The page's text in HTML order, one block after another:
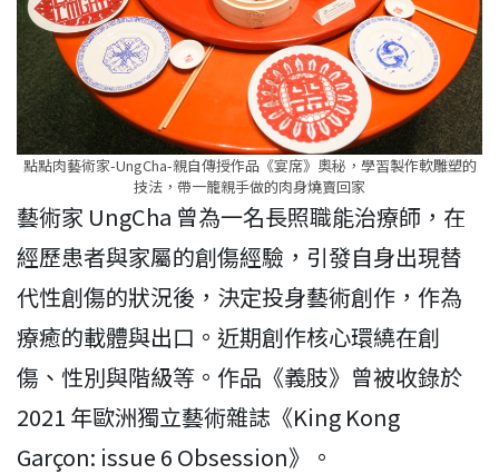
點點肉藝術家-UngCha-親自傳授作品《宴席》奧秘，學習製作軟雕塑的
技法，帶一籠親手做的肉身燒賣回家
藝術家 UngCha 曾為一名長照職能治療師，在
經歷患者與家屬的創傷經驗，引發自身出現替
代性創傷的狀況後，決定投身藝術創作，作為
療癒的載體與出口。近期創作核心環繞在創
傷、性別與階級等。作品《義肢》曾被收錄於
2021 年歐洲獨立藝術雜誌《King Kong
Garçon: issue 6 Obsession》。